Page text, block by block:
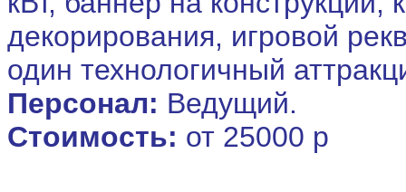
декорирования, игровой
один технологичный
Персонал: Ведущий.
Стоимость: от 25000 р